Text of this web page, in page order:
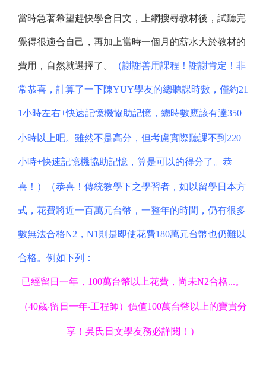
當時急著希望趕快學會日文，上網搜尋教材後，試聽完
覺得很適合自己，再加上當時一個月的薪水大於教材的
費用，自然就選擇了。 （謝謝善用課程！謝謝肯定！非
常恭喜，計算了一下陳YUY學友的總聽課時數，僅約21
1小時左右+快速記憶機協助記憶 ，總時數應該有達350
小時以上吧。雖然不是高分，但考慮實際聽課不到220
小時+快速記憶機協助記憶 ，算是可以的得分了。恭
喜！）（恭喜！傳統教學下之學習者，如以留學日本方
式，花費將近一百萬元台幣，一整年的時間，仍有很多
數無法合格N2，N1則是即使花費180萬元台幣也仍難以
合格。例如下列：
已經留日一年，100萬台幣以上花費，尚未N2合格...。
（40歲‧留日一年‧工程師）價值100萬台幣以上的寶貴分
享！吳氏日文學友務必詳閱！ ）